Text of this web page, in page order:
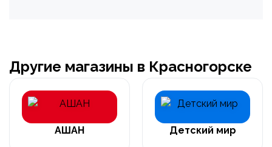
Другие магазины в Красногорске
АШАН Детский мир